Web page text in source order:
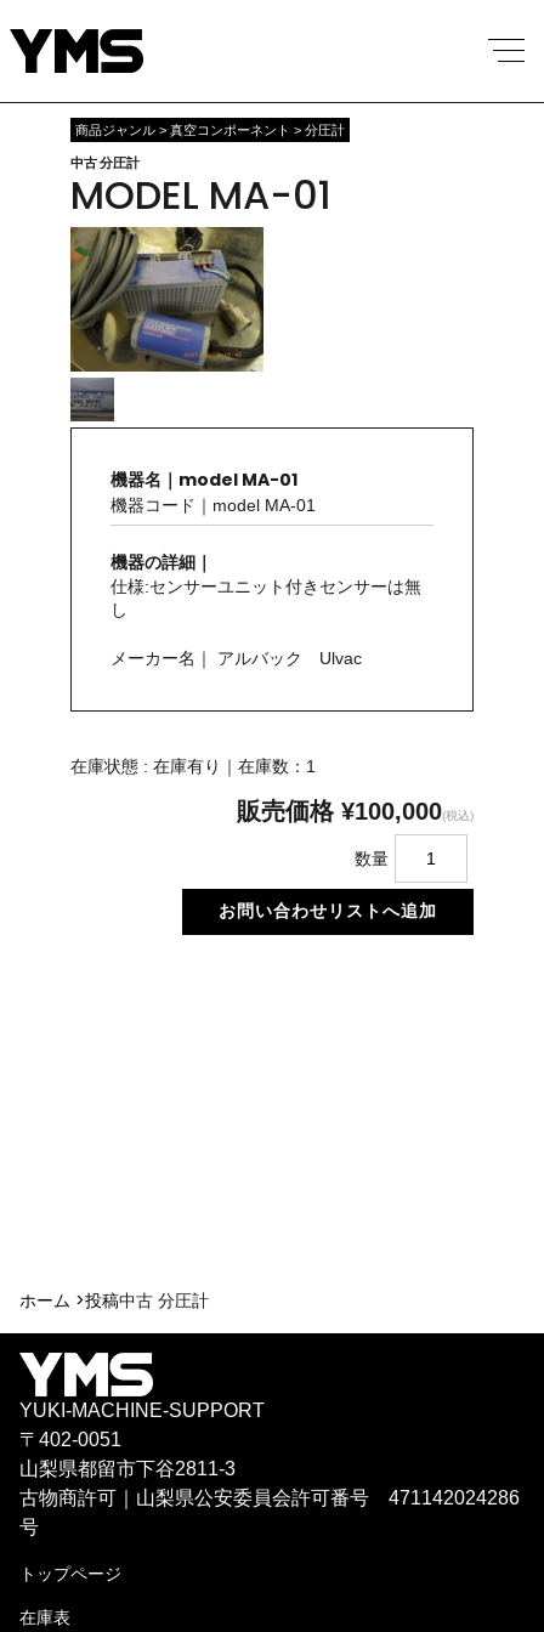
商品ジャンル > 真空コンポーネント > 分圧計
中古 分圧計
MODEL MA-01
機器名｜model MA-01
機器コード｜model MA-01
機器の詳細｜
仕様:センサーユニット付き センサーは無
し
メーカー名｜ アルバック Ulvac
在庫状態 : 在庫有り｜在庫数：1
販売価格 ¥100,000(税込)
数量
ホーム >投稿中古 分圧計
YUKI-MACHINE-SUPPORT
〒402-0051
山梨県都留市下谷2811-3
古物商許可｜山梨県公安委員会許可番号 471142024286
号
トップページ
在庫表